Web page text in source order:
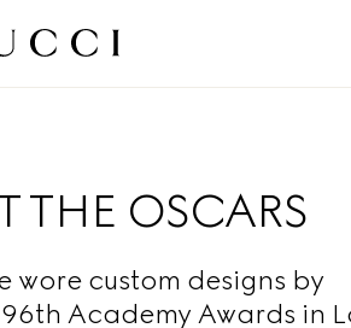
THE OSCARS
wore custom designs by
Academy Awards in